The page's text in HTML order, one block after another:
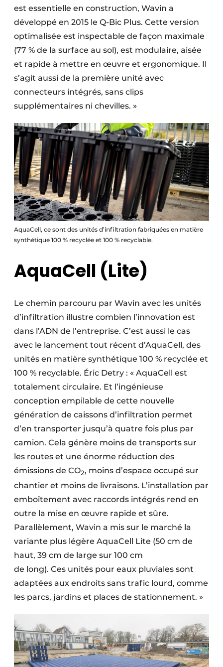
est essentielle en construction, Wavin a
développé en 2015 le Q-Bic Plus. Cette version
optimalisée est inspectable de façon maximale
(77 % de la surface au sol), est modulaire, aisée
et rapide à mettre en œuvre et ergonomique. Il
s’agit aussi de la première unité avec
connecteurs intégrés, sans clips
supplémentaires ni chevilles. »
AquaCell, ce sont des unités d’infiltration fabriquées en matière
synthétique 100 % recyclée et 100 % recyclable.
AquaCell (Lite)
Le chemin parcouru par Wavin avec les unités
d’infiltration illustre combien l’innovation est
dans l’ADN de l’entreprise. C’est aussi le cas
avec le lancement tout récent d’AquaCell, des
unités en matière synthétique 100 % recyclée et
100 % recyclable. Éric Detry : « AquaCell est
totalement circulaire. Et l’ingénieuse
conception empilable de cette nouvelle
génération de caissons d’infiltration permet
d’en transporter jusqu’à quatre fois plus par
camion. Cela génère moins de transports sur
les routes et une énorme réduction des
émissions de CO2, moins d’espace occupé sur
chantier et moins de livraisons. L’installation par
emboîtement avec raccords intégrés rend en
outre la mise en œuvre rapide et sûre.
Parallèlement, Wavin a mis sur le marché la
variante plus légère AquaCell Lite (50 cm de
haut, 39 cm de large sur 100 cm
de long). Ces unités pour eaux pluviales sont
adaptées aux endroits sans trafic lourd, comme
les parcs, jardins et places de stationnement. »